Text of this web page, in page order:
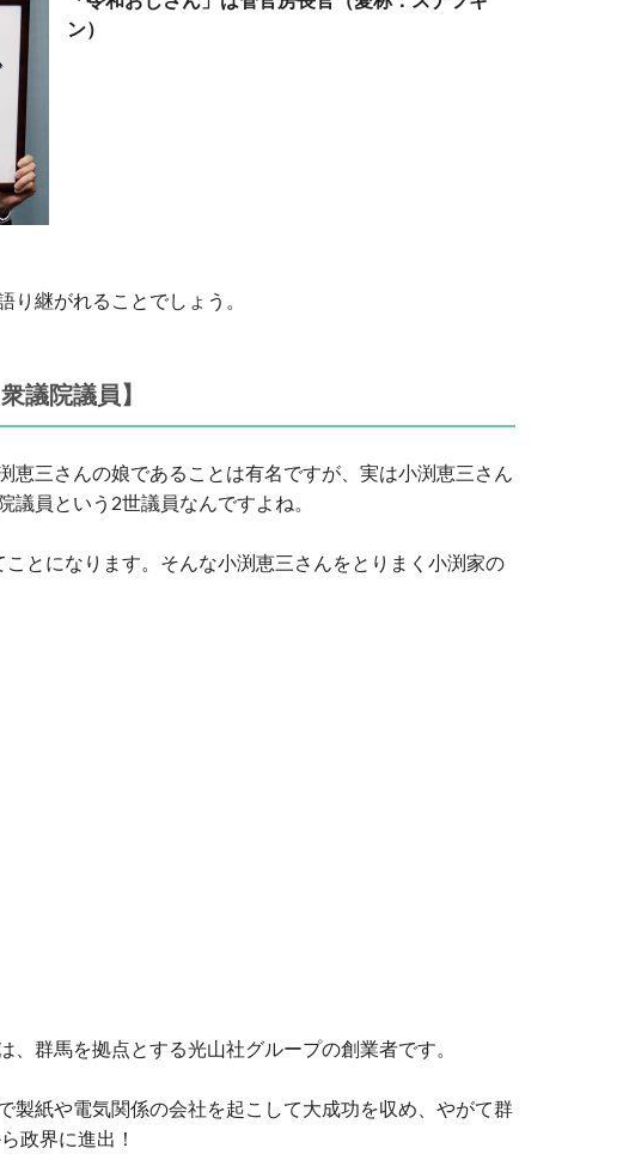
ン）
継がれることでしょう。
議院議員】
恵三さんの娘であることは有名ですが、実は小渕恵三さん
議員という2世議員なんですよね。
とになります。そんな小渕恵三さんをとりまく小渕家の
群馬を拠点とする光山社グループの創業者です。
製紙や電気関係の会社を起こして大成功を収め、やがて群
政界に進出！